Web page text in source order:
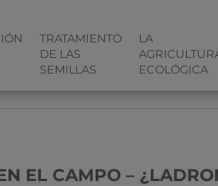
TRATAMIENTO
DE LAS
SEMILLAS
LA
ECOLÓGICA
EL CAMPO –